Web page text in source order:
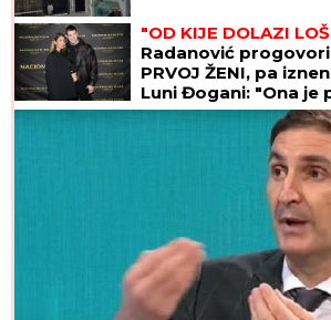
"OD KIJE DOLAZI
Radanović
PRVOJ ŽENI, pa
Luni Đogani: "Ona je
dopada mi se"